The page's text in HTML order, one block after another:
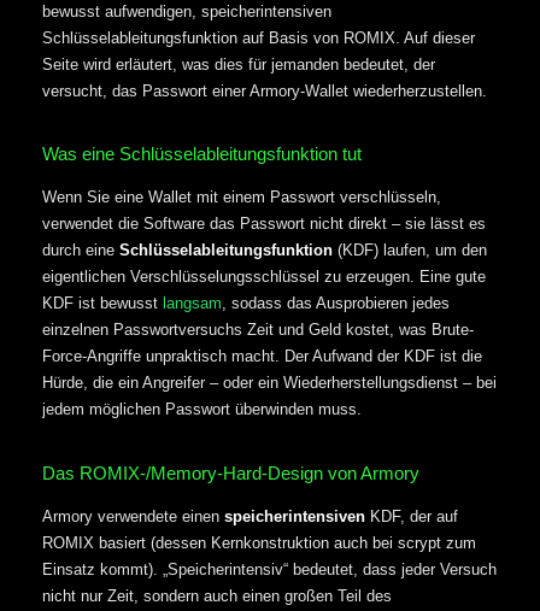
bewusst aufwendigen, speicherintensiven
Schlüsselableitungsfunktion auf Basis von ROMIX. Auf dieser
Seite wird erläutert, was dies für jemanden bedeutet, der
versucht, das Passwort einer Armory-Wallet wiederherzustellen.
Was eine Schlüsselableitungsfunktion tut
Wenn Sie eine Wallet mit einem Passwort verschlüsseln,
verwendet die Software das Passwort nicht direkt – sie lässt es
durch eine Schlüsselableitungsfunktion (KDF) laufen, um den
eigentlichen Verschlüsselungsschlüssel zu erzeugen. Eine gute
KDF ist bewusst langsam, sodass das Ausprobieren jedes
einzelnen Passwortversuchs Zeit und Geld kostet, was Brute-
Force-Angriffe unpraktisch macht. Der Aufwand der KDF ist die
Hürde, die ein Angreifer – oder ein Wiederherstellungsdienst – bei
jedem möglichen Passwort überwinden muss.
Das ROMIX-/Memory-Hard-Design von Armory
Armory verwendete einen speicherintensiven KDF, der auf
ROMIX basiert (dessen Kernkonstruktion auch bei scrypt zum
Einsatz kommt). „Speicherintensiv“ bedeutet, dass jeder Versuch
nicht nur Zeit, sondern auch einen großen Teil des